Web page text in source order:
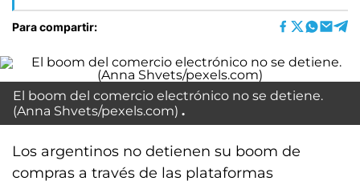
Para compartir:
El boom del comercio electrónico no se detiene.
(Anna Shvets/pexels.com)
Los argentinos no detienen su boom de
compras a través de las plataformas